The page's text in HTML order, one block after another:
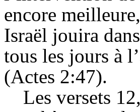
encore
Israël jouira
tous les jours à
(Actes 2:47).
Les versets